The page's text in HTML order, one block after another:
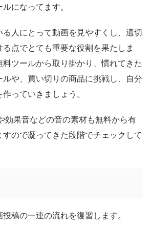
になってます。
人にとって動画を見やすくし、適切
点でとても重要な役割を果たしま
ツールから取り掛かり、慣れてきた
や、買い切りの商品に挑戦し、自分
っていきましょう。
効果音などの音の素材も無料から有
ので凝ってきた段階でチェックして
稿の一連の流れを復習します。